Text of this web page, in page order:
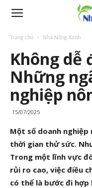
Trang chủ Nhà Nông Xanh
Không dễ
Những
nghiệp
15/07/2025
Một số doanh
thời gian thử sức.
Trong một lĩnh vực
rủi ro cao, việc điều
có thể là bước đi